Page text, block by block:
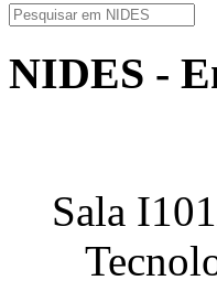
NIDES -
Sala